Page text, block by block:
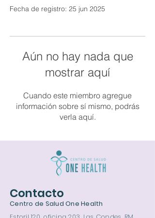
Fecha de registro: 25 jun 2025
Aún no hay nada que
mostrar aquí
Cuando este miembro agregue
información sobre sí mismo, podrás
verla aquí.
Contacto
Centro de Salud One Health